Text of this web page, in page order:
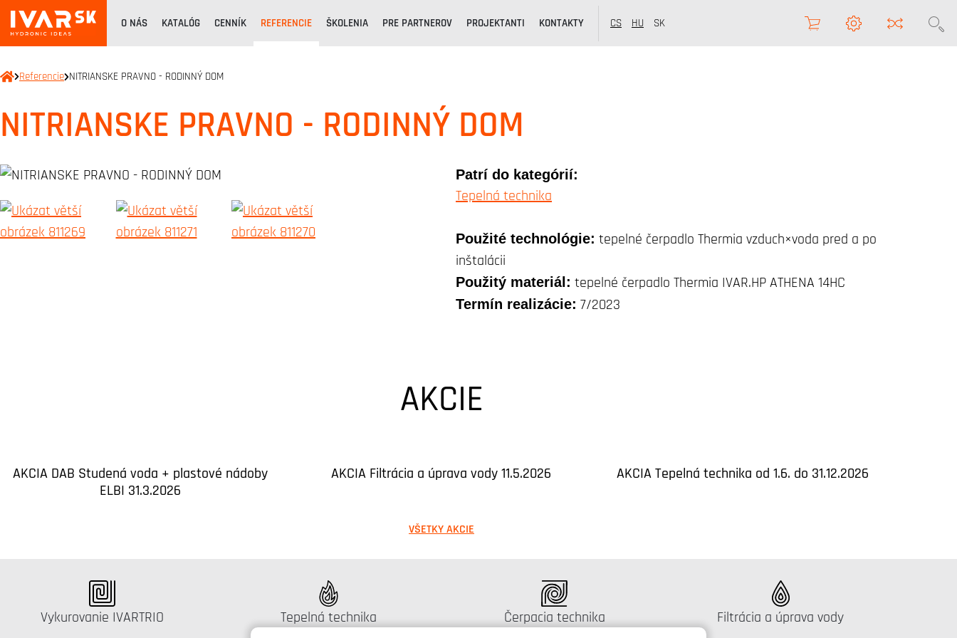
O NÁS KATALÓG CENNÍK REFERENCIE ŠKOLENIA PRE PARTNEROV PROJEKTANTI KONTAKTY CS HU SK
Referencie NITRIANSKE PRAVNO - RODINNÝ DOM
NITRIANSKE PRAVNO - RODINNÝ DOM
Patrí do kategórií:
Tepelná technika
Použité technológie: tepelné čerpadlo Thermia vzduch×voda pred a po
inštalácii
Použitý materiál: tepelné čerpadlo Thermia IVAR.HP ATHENA 14HC
Termín realizácie: 7/2023
AKCIE
AKCIA DAB Studená voda + plastové nádoby
ELBI 31.3.2026
AKCIA Filtrácia a úprava vody 11.5.2026 AKCIA Tepelná technika od 1.6. do 31.12.2026
VŠETKY AKCIE
Katalógus:
Vykurovanie IVARTRIO Katalógus:
Tepelná technika Katalógus:
Čerpacia technika Katalógus:
Filtrácia a úprava vody